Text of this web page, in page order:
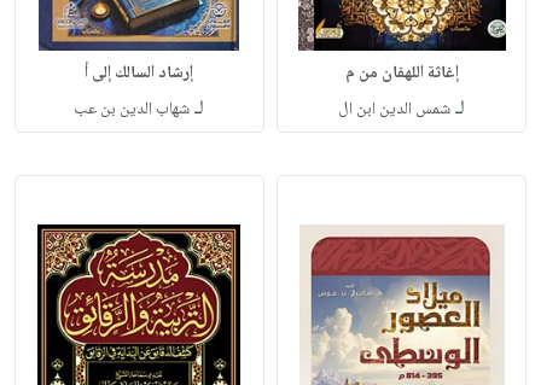
إغاثة اللهفان من م
لـشمس الدين ابن ال
إرشاد السالك إلى أ
لـشهاب الدين بن عب